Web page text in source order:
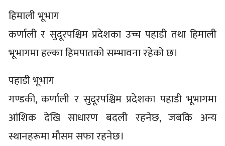
हिमाली भूभाग
कर्णाली र सुदूरपश्चिम प्रदेशका उच्च पहाडी तथा हिमाली
भूभागमा हल्का हिमपातको सम्भावना रहेको छ।
पहाडी भूभाग
गण्डकी, कर्णाली र सुदूरपश्चिम प्रदेशका पहाडी भूभागमा
आंशिक देखि साधारण बदली रहनेछ, जबकि अन्य
स्थानहरूमा मौसम सफा रहनेछ।